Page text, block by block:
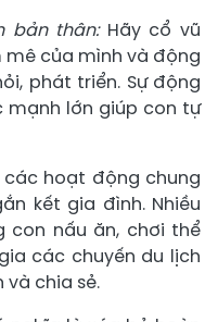
bản thân:Hãy cổ vũ
của mình và động
phát triển. Sự động
mạnh lớn giúp con tự
hoạt động chung
kết gia đình. Nhiều
con nấu ăn, chơi thể
các chuyến du lịch
chia sẻ.